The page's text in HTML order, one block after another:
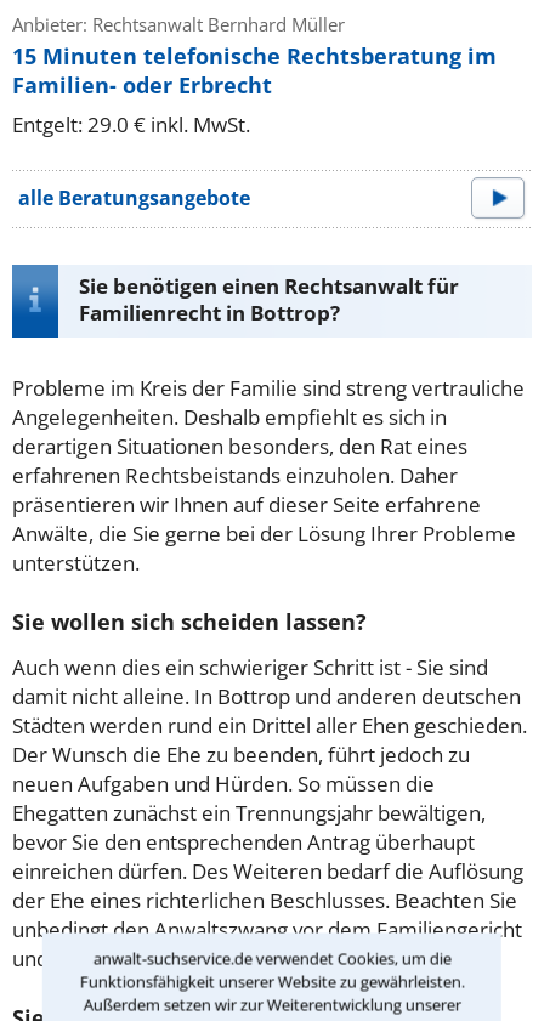
anwalt-suchservice.de verwendet Cookies, um die
Funktionsfähigkeit unserer Website zu gewährleisten.
Außerdem setzen wir zur Weiterentwicklung unserer
Anbieter: Rechtsanwalt Bernhard Müller
15 Minuten telefonische Rechtsberatung im
Familien- oder Erbrecht
Entgelt: 29.0 € inkl. MwSt.
alle Beratungsangebote
Sie benötigen einen Rechtsanwalt für
Familienrecht in Bottrop?
Probleme im Kreis der Familie sind streng vertrauliche
Angelegenheiten. Deshalb empfiehlt es sich in
derartigen Situationen besonders, den Rat eines
erfahrenen Rechtsbeistands einzuholen. Daher
präsentieren wir Ihnen auf dieser Seite erfahrene
Anwälte, die Sie gerne bei der Lösung Ihrer Probleme
unterstützen.
Sie wollen sich scheiden lassen?
Auch wenn dies ein schwieriger Schritt ist - Sie sind
damit nicht alleine. In Bottrop und anderen deutschen
Städten werden rund ein Drittel aller Ehen geschieden.
Der Wunsch die Ehe zu beenden, führt jedoch zu
neuen Aufgaben und Hürden. So müssen die
Ehegatten zunächst ein Trennungsjahr bewältigen,
bevor Sie den entsprechenden Antrag überhaupt
einreichen dürfen. Des Weiteren bedarf die Auflösung
der Ehe eines richterlichen Beschlusses. Beachten Sie
unbedingt den Anwaltszwang vor dem Familiengericht
und lassen sich daher frühzeitig beraten!